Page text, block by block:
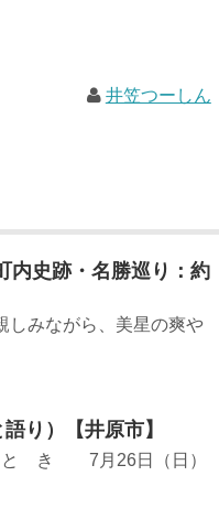
井笠つーしん
史跡・名勝巡り：約
しみながら、美星の爽や
り）【井原市】
と き 7月26日（日）